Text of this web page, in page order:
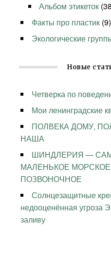
Альбом этикеток
Факты про пластик (9)
Экологические
Новые
Четверка по
Мои ленинградские
ПОЛВЕКА ДОМУ,
НАША
ШИНДЛЕРИЯ —
МАЛЕНЬКОЕ МОРСКОЕ
ПОЗВОНОЧНОЕ
Солнцезащитные
недооценённая угроза
заливу